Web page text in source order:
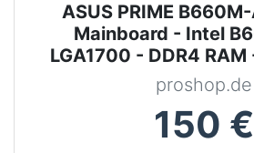
ASUS PRIME
Mainboard - Intel
LGA1700 - DDR4
proshop.de
150 €